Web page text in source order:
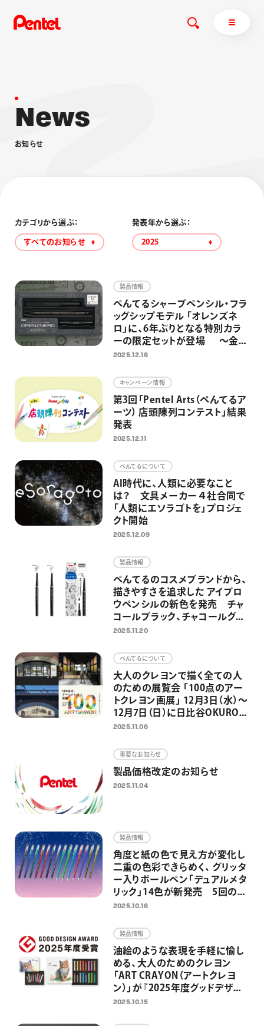
商品を探す
ブラッシュ（筆）
その他
採用情報
運営会社
News
お知 らせ
カテゴリから選ぶ：
すべてのお知らせ
発表年から選ぶ：
2025
製品情報
ぺんてるシャープペンシル・フラ
ッグシップモデル 「オレンズネ
ロ」に、6年ぶりとなる特別カラ
ーの限定セットが登場 ～金属
製の替芯ケースとホルダー式消
～
2025.12.16
キャンペーン情報
第3回「Pentel Arts（ぺんてるア
ーツ） 店頭陳列コンテスト」結果
発表
2025.12.11
ぺんてるについて
AI時代に、人類に必要なこと
は？ 文具メーカー４社合同で
「人類にエソラゴトを」プロジェ
クト開始
2025.12.09
製品情報
ぺんてるのコスメブランドから、
描きやすさを追求した アイブロ
ウペンシルの新色を発売 チャ
コールブラック、チャコールグレ
ーの2色を追加し、全5色展開に
2025.11.20
ぺんてるについて
大人のクレヨンで描く全ての人
のための展覧会 「100点のアー
トクレヨン画展」 12月3日（水）～
12月7日（日）に日比谷OKUROJI
で開催 2,300点以上の応募作
2025.11.06
重要なお知らせ
製品価格改定のお知らせ
2025.11.04
製品情報
角度と紙の色で見え方が変化し
二重の色彩できらめく、 グリッタ
ー入りボールペン「デュアルメタ
リック」14色が新発売 5回の限
定発売を経て、待望の定番化 ノ
グリッターインキが華やかに彩
る
2025.10.16
製品情報
油絵のような表現を手軽に愉し
める、大人のためのクレヨン
「ART CRAYON（アートクレヨ
ン）」が『2025年度グッドデザイ
ン賞』を受賞
2025.10.15